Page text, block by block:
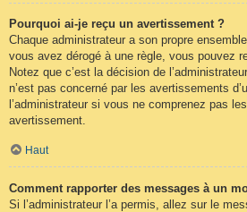
Pourquoi ai-je reçu un avertissement ?
Chaque administrateur a son propre
vous avez dérogé à une règle, vous pouvez
Notez que c’est la décision de
n’est pas concerné par les avertissements
l’administrateur si vous ne comprenez pas
avertissement.
Haut
Comment rapporter des messages à un
Si l’administrateur l’a permis, allez sur le